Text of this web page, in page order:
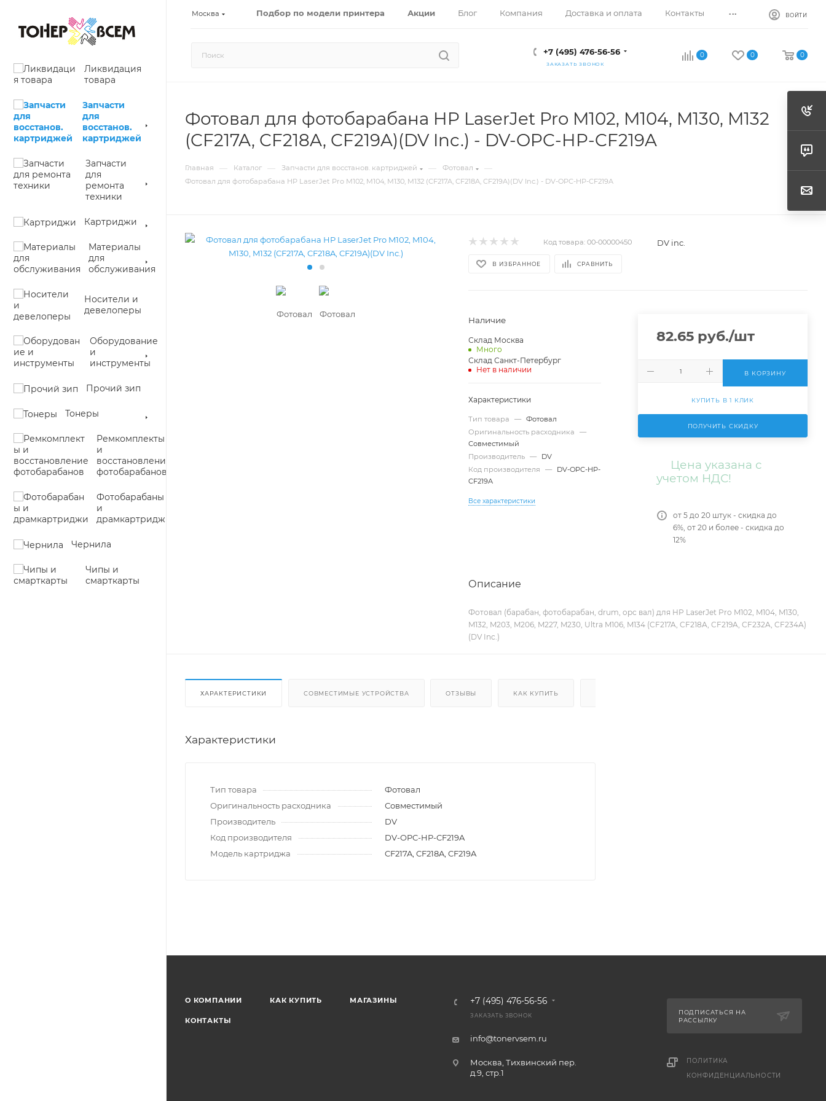
Москва Подбор по модели принтера Акции Блог Компания Доставка и оплата Контакты ... ВОЙТИ
+7 (495) 476-56-56
ЗАКАЗАТЬ ЗВОНОК
0 0 0
Ликвидация
товара
Запчасти
для
восстанов.
картриджей
Запчасти
для
ремонта
техники
Картриджи
Материалы
для
обслуживания
Носители и
девелоперы
Оборудование
и
инструменты
Прочий зип
Тонеры
Ремкомплекты
и
восстановление
фотобарабанов
Фотобарабаны
и
драмкартриджи
Чернила
Чипы и
смарткарты
Фотовал для фотобарабана HP LaserJet Pro M102, M104, M130, M132
(CF217A, CF218A, CF219A)(DV Inc.) - DV-OPC-HP-CF219A
Главная — Каталог — Запчасти для восстанов. картриджей — Фотовал —
Фотовал для фотобарабана HP LaserJet Pro M102, M104, M130, M132 (CF217A, CF218A, CF219A)(DV Inc.) - DV-OPC-HP-CF219A
Код товара: 00-00000450 DV inc.
В ИЗБРАННОЕ СРАВНИТЬ
Наличие
Склад Москва
Много
Склад Санкт-Петербург
Нет в наличии
Характеристики
Тип товара —
Фотовал
Оригинальность расходника
—
Совместимый
Производитель
—
DV
Код производителя
—
DV-OPC-HP-
CF219A
Все характеристики
82.65 руб./шт
В КОРЗИНУ
КУПИТЬ В 1 КЛИК
ПОЛУЧИТЬ СКИДКУ
Цена указана с
учетом НДС!
от 5 до 20 штук - скидка до
6%, от 20 и более - скидка до
12%
Описание
Фотовал (барабан, фотобарабан, drum, opc вал) для HP LaserJet Pro M102, M104, M130,
M132, M203, M206, M227, M230, Ultra M106, M134 (CF217A, CF218A, CF219A, CF232A, CF234A)
(DV Inc.)
ХАРАКТЕРИСТИКИ СОВМЕСТИМЫЕ УСТРОЙСТВА ОТЗЫВЫ КАК КУПИТЬ
Характеристики
Тип товара
Фотовал
Оригинальность расходника
Совместимый
Производитель
DV
Код производителя
DV-OPC-HP-CF219A
Модель картриджа
CF217A, CF218A, CF219A
О КОМПАНИИ КАК КУПИТЬ МАГАЗИНЫ
КОНТАКТЫ
+7 (495) 476-56-56
ЗАКАЗАТЬ ЗВОНОК
info@tonervsem.ru
Москва, Тихвинский пер.
д.9, стр.1
ПОДПИСАТЬСЯ НА
РАССЫЛКУ
ПОЛИТИКА
КОНФИДЕНЦИАЛЬНОСТИ